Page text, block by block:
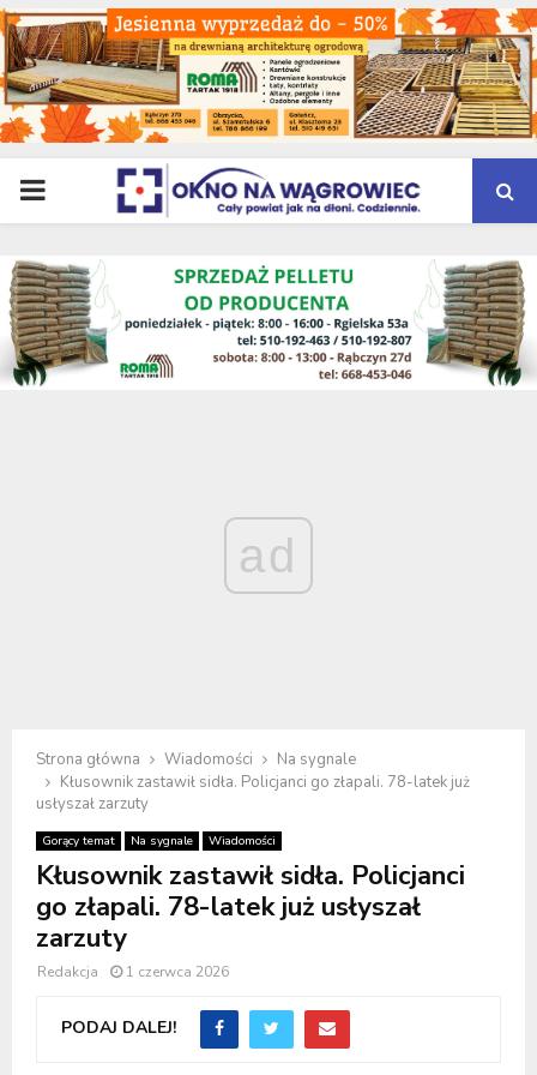
PRIMARY
MENU
ad
Strona główna Wiadomości
Na sygnale
Kłusownik zastawił sidła. Policjanci go złapali. 78-latek już
usłyszał zarzuty
Gorący temat Na sygnale Wiadomości
Kłusownik zastawił sidła. Policjanci
go złapali. 78-latek już usłyszał
zarzuty
Redakcja 1 czerwca 2026
PODAJ DALEJ!